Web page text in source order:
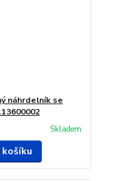
náhrdelník se
Skladem